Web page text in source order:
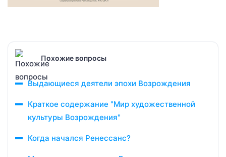
Похожие вопросы
Выдающиеся деятели эпохи Возрождения
Краткое содержание "Мир художественной
культуры Возрождения"
Когда начался Ренессанс?